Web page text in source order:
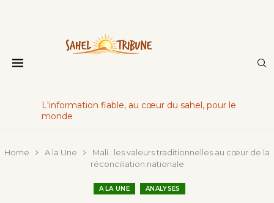
L'information fiable, au cœur du sahel, pour le
monde
Home A la Une
Mali : les valeurs traditionnelles au cœur de la
réconciliation nationale
A LA UNE ANALYSES